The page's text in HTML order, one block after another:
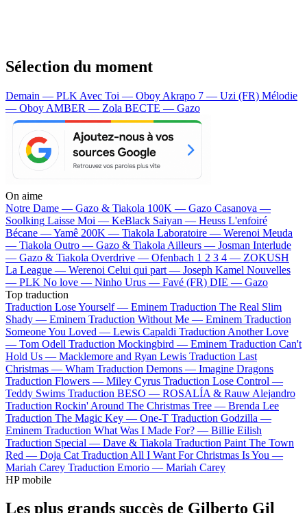
Sélection du moment
Demain — PLK Avec Toi — Oboy Akrapo 7 — Uzi (FR) Mélodie
— Oboy AMBER — Zola BECTE — Gazo
On aime
Notre Dame — Gazo & Tiakola 100K — Gazo Casanova —
Soolking Laisse Moi — KeBlack Saiyan — Heuss L'enfoiré
Bécane —Yamê 200K — Tiakola Laboratoire — Werenoi Meuda
— Tiakola Outro — Gazo & Tiakola Ailleurs — Josman Interlude
— Gazo & Tiakola Overdrive — Ofenbach 1 2 3 4 — ZOKUSH
La League — Werenoi Celui qui part — Joseph Kamel Nouvelles
— PLK No love — Ninho Urus — Favé (FR) DIE — Gazo
Top traduction
Traduction Lose Yourself — Eminem Traduction The Real Slim
Shady — Eminem Traduction Without Me — Eminem Traduction
Someone You Loved — Lewis Capaldi Traduction Another Love
— Tom Odell Traduction Mockingbird — Eminem Traduction Can't
Hold Us — Macklemore and Ryan Lewis Traduction Last
Christmas — Wham Traduction Demons — Imagine Dragons
Traduction Flowers — Miley Cyrus Traduction Lose Control —
Teddy Swims Traduction BESO — ROSALÍA & Rauw Alejandro
Traduction Rockin' Around The Christmas Tree — Brenda Lee
Traduction The Magic Key — One-T Traduction Godzilla —
Eminem Traduction What Was I Made For? — Billie Eilish
Traduction Special — Dave & Tiakola Traduction Paint The Town
Red — Doja Cat Traduction All I Want For Christmas Is You —
Mariah Carey Traduction Emorio — Mariah Carey
HP mobile
Les plus grands succès de Gilberto Gil